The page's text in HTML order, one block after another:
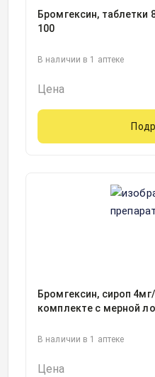
Бромгексин,
100
В наличии в 1 аптеке
Цена
Бромгексин, сироп
комплекте с мерной
В наличии в 1 аптеке
Цена